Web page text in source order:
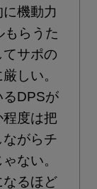
機動力
もらうた
サポの
しい。
るDPSが
程度は把
がらチ
ない。
なるほど